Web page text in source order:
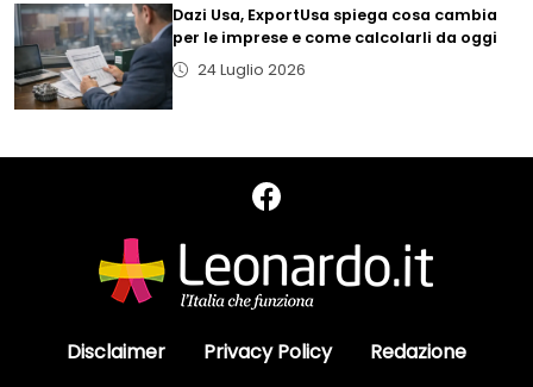
Dazi Usa, ExportUsa spiega cosa cambia
per le imprese e come calcolarli da oggi
24 Luglio 2026
Disclaimer Privacy Policy Redazione